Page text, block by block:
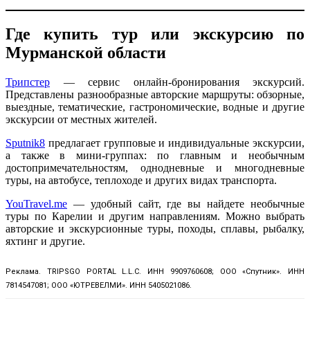
Где купить тур или экскурсию по
Мурманской области
Трипстер — сервис онлайн-бронирования экскурсий.
Представлены разнообразные авторские маршруты: обзорные,
выездные, тематические, гастрономические, водные и другие
экскурсии от местных жителей.
Sputnik8 предлагает групповые и индивидуальные экскурсии,
а также в мини-группах: по главным и необычным
достопримечательностям, однодневные и многодневные
туры, на автобусе, теплоходе и других видах транспорта.
YouTravel.me — удобный сайт, где вы найдете необычные
туры по Карелии и другим направлениям. Можно выбрать
авторские и экскурсионные туры, походы, сплавы, рыбалку,
яхтинг и другие.
Реклама. TRIPSGO PORTAL L.L.C. ИНН 9909760608; ООО «Спутник». ИНН
7814547081; ООО «ЮТРЕВЕЛМИ». ИНН 5405021086.